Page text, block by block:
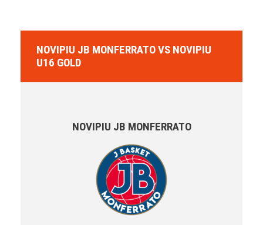
NOVIPIU JB MONFERRATO VS NOVIPIU
U16 GOLD
NOVIPIU JB MONFERRATO